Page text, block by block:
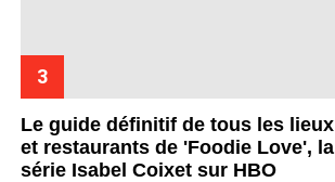
Le guide définitif de tous les lieux
et restaurants de 'Foodie Love', la
série Isabel Coixet sur HBO